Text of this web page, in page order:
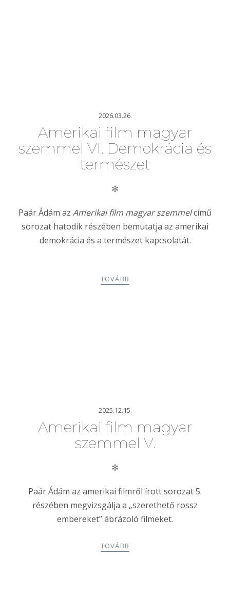
2026.03.26.
Amerikai film magyar
szemmel VI. Demokrácia és
természet
✻
Paár Ádám az Amerikai film magyar szemmelcímű
sorozat hatodik részében bemutatja az amerikai
demokrácia és a természet kapcsolatát.
TOVÁBB
2025.12.15.
Amerikai film magyar
szemmel V.
✻
Paár Ádám az amerikai filmről írott sorozat 5.
részében megvizsgálja a „szerethető rossz
embereket” ábrázoló filmeket.
TOVÁBB